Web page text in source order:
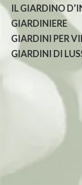
IL GIARDINO
GIARDINIERE
GIARDINI PER
GIARDINI DI